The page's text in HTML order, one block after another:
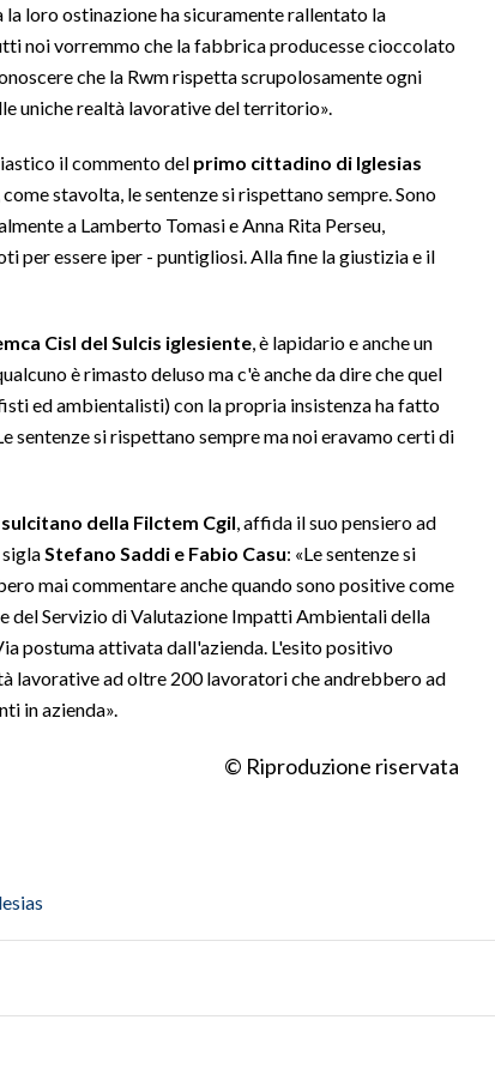
loro ostinazione ha sicuramente rallentato la
noi vorremmo che la fabbrica producesse cioccolato
che la Rwm rispetta scrupolosamente ogni
uniche realtà lavorative del territorio».
il commento del primo cittadino di Iglesias
come stavolta, le sentenze si rispettano sempre. Sono
a Lamberto Tomasi e Anna Rita Perseu,
per essere iper - puntigliosi. Alla fine la giustizia e il
Cisl del Sulcis iglesiente, è lapidario e anche un
è rimasto deluso ma c'è anche da dire che quel
ed ambientalisti) con la propria insistenza ha fatto
sentenze si rispettano sempre ma noi eravamo certi di
della Filctem Cgil, affida il suo pensiero ad
Stefano Saddi e Fabio Casu: «Le sentenze si
mai commentare anche quando sono positive come
del Servizio di Valutazione Impatti Ambientali della
postuma attivata dall'azienda. L'esito positivo
ad oltre 200 lavoratori che andrebbero ad
in azienda».
© Riproduzione riservata